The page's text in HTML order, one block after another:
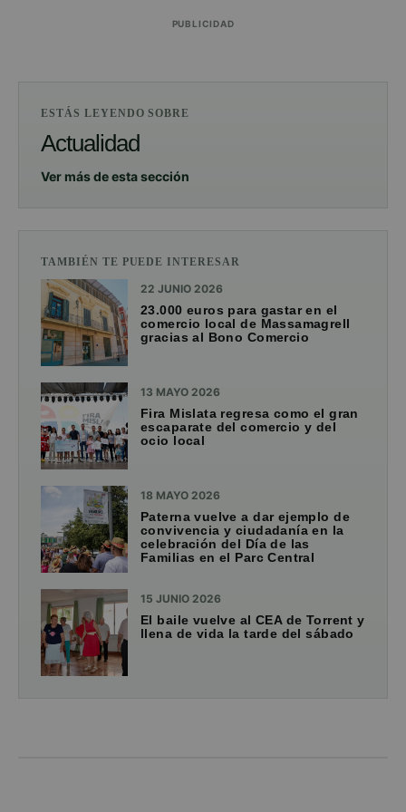
PUBLICIDAD
ESTÁS LEYENDO SOBRE
Actualidad
Ver más de esta sección
TAMBIÉN TE PUEDE INTERESAR
22 JUNIO 2026
23.000 euros para gastar en el
comercio local de Massamagrell
gracias al Bono Comercio
13 MAYO 2026
Fira Mislata regresa como el gran
escaparate del comercio y del
ocio local
18 MAYO 2026
Paterna vuelve a dar ejemplo de
convivencia y ciudadanía en la
celebración del Día de las
Familias en el Parc Central
15 JUNIO 2026
El baile vuelve al CEA de Torrent y
llena de vida la tarde del sábado